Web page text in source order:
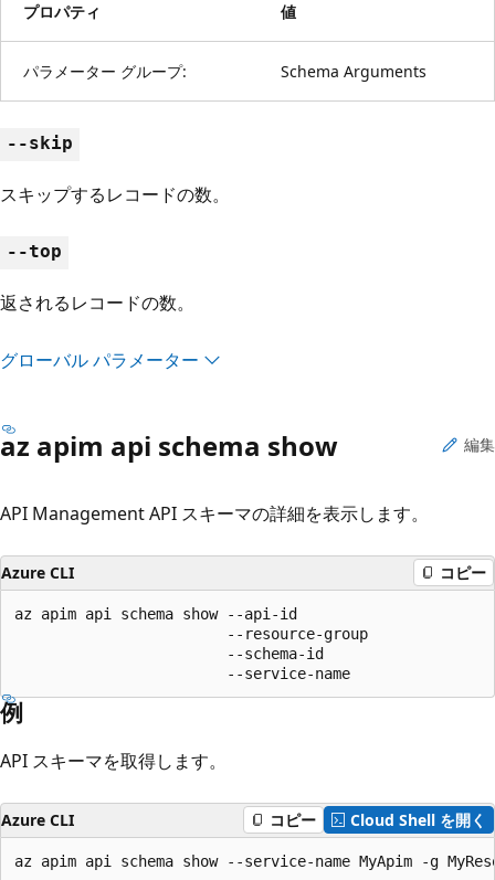
プロパティ 値
パラメーター グループ: Schema Arguments
--skip
スキップするレコードの数。
--top
返されるレコードの数。
グローバル パラメーター
az apim api schema show 編集
API Management API スキーマの詳細を表示します。
Azure CLI コピー
az apim api schema show --api-id
                        --resource-group
                        --schema-id
                        --service-name
例
API スキーマを取得します。
Azure CLI コピー Cloud Shell を開く
az apim api schema show --service-name MyApim -g